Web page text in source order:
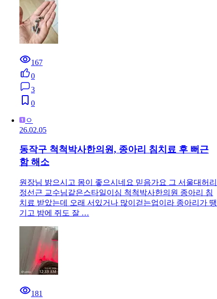
167
0
3
0
ㅇ
26.02.05
동작구 척척박사한의원, 종아리 침치료 후 뻐근
함 해소
원장님 밝으시고 몸이 좋으시네요 믿음가요 그 서울대허리
정선근 교수님같은스타일이심 척척박사한의원 종아리 침
치료 받았는데 오래 서있거나 많이걷는업이라 종아리가 땡
기고 밤에 쥐도 잘 …
181